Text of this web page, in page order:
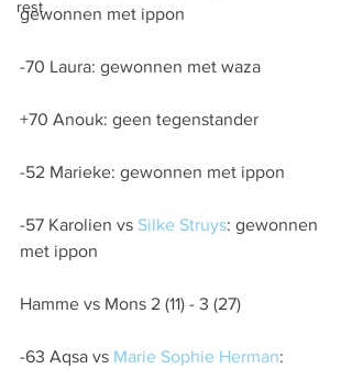
rest
gewonnen met ippon
-70 Laura: gewonnen met waza
+70 Anouk: geen tegenstander
-52 Marieke: gewonnen met ippon
-57 Karolien vs Silke Struys: gewonnen
met ippon
Hamme vs Mons 2 (11) - 3 (27)
-63 Aqsa vs Marie Sophie Herman: